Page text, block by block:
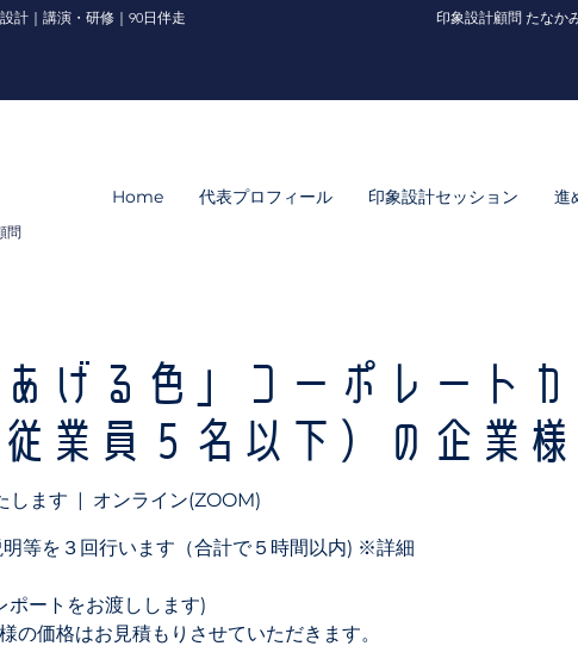
計｜講演・研修｜90日伴走 印象設計顧問 たなか
Home 代表プロフィール 印象設計セッション 進
問
げる色」コーポレート
業員５名以下）の企業
します
  |
オンライン(ZOOM)
等を３回行います（合計で５時間以内) ※詳細
ポートをお渡しします)
の価格はお見積もりさせていただきます。